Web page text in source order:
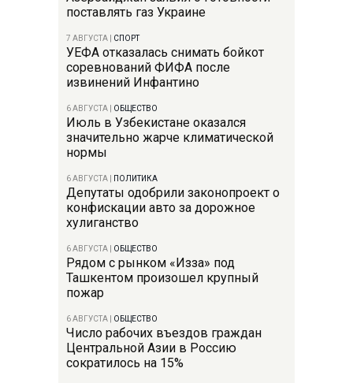
поставлять газ Украине
7 АВГУСТА СПОРТ
УЕФА отказалась снимать бойкот
соревнований ФИФА после
извинений Инфантино
6 АВГУСТА ОБЩЕСТВО
Июль в Узбекистане оказался
значительно жарче климатической
нормы
6 АВГУСТА ПОЛИТИКА
Депутаты одобрили законопроект о
конфискации авто за дорожное
хулиганство
6 АВГУСТА ОБЩЕСТВО
Рядом с рынком «Изза» под
Ташкентом произошел крупный
пожар
6 АВГУСТА ОБЩЕСТВО
Число рабочих въездов граждан
Центральной Азии в Россию
сократилось на 15%